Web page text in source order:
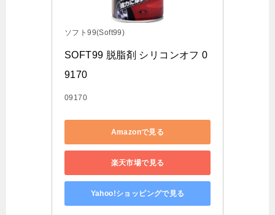
ソフト99(Soft99)
SOFT99 脱脂剤 シリコンオフ 0
9170
09170
Amazonで見る
楽天市場で見る
Yahoo!ショッピングで見る